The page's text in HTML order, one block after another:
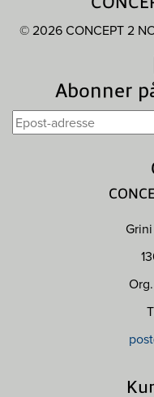
© 2026 CONCEPT 2
Abonner